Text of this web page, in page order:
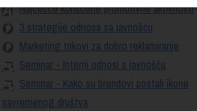
Najčešće korišćene promotivne aktivnosti
3 strategije odnosa sa javnošću
Marketing trikovi za dobro reklamiranje
Seminar - Interni odnosi s javnošću
Seminar - Kako su brendovi postali ikone
savremenog društva